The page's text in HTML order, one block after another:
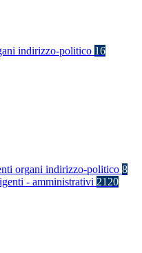
indirizzo-politico 16
organi indirizzo-politico 8
- amministrativi 2120